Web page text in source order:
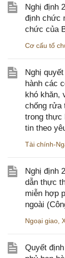
Nghị định
định chức
chức của
Cơ cấu tổ
Nghị
hành các
khó khăn,
chống rửa
trong thực
tin theo
Tài chính-
Nghị định
dẫn thực
miễn hợp
ngoài
Ngoại giao
Quyết